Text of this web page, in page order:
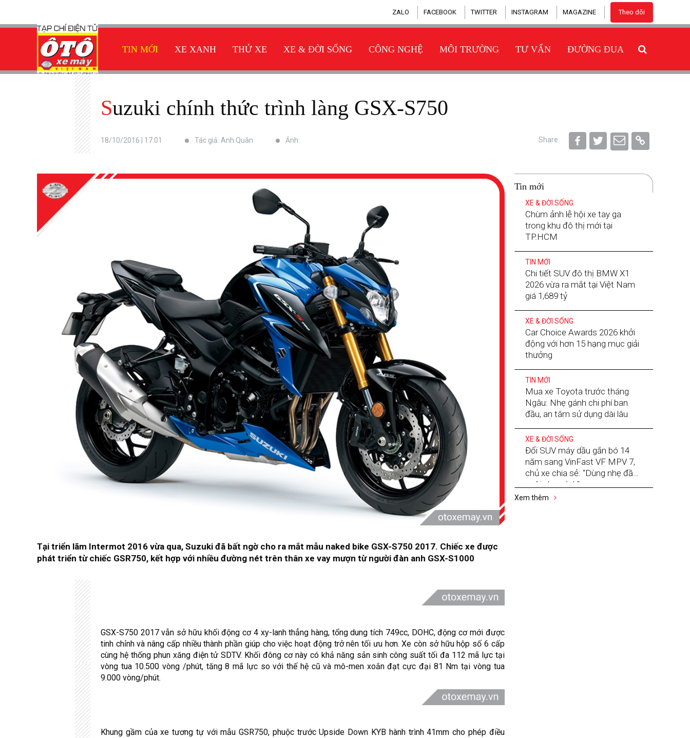
ZALO FACEBOOK TWITTER INSTAGRAM MAGAZINE Theo dõi
TIN MỚI XE XANH THỬ XE XE & ĐỜI SỐNG CÔNG NGHỆ MÔI TRƯỜNG TƯ VẤN ĐƯỜNG ĐUA
Suzuki chính thức trình làng GSX-S750
18/10/2016 | 17:01 Tác giả: Anh Quân Ảnh: Share
Tại triển lãm Intermot 2016 vừa qua, Suzuki đã bất ngờ cho ra mắt mẫu naked bike GSX-S750 2017. Chiếc xe được
phát triển từ chiếc GSR750, kết hợp với nhiều đường nét trên thân xe vay mượn từ người đàn anh GSX-S1000
GSX-S750 2017 vẫn sở hữu khối động cơ 4 xy-lanh thẳng hàng, tổng dung tích 749cc, DOHC, động cơ mới được
tinh chỉnh và nâng cấp nhiều thành phần giúp cho việc hoạt động trở nên tối ưu hơn. Xe còn sở hữu hộp số 6 cấp
cùng hệ thống phun xăng điện tử SDTV. Khối đông cơ này có khả năng sản sinh công suất tối đa 112 mã lực tại
vòng tua 10.500 vòng /phút, tăng 8 mã lực so với thế hệ cũ và mô-men xoắn đạt cực đại 81 Nm tại vòng tua
9.000 vòng/phút.
Khung gầm của xe tương tự với mẫu GSR750, phuộc trước Upside Down KYB hành trình 41mm cho phép điều
Tin mới
XE & ĐỜI SỐNG
Chùm ảnh lễ hội xe tay ga
trong khu đô thị mới tại
TP.HCM
TIN MỚI
Chi tiết SUV đô thị BMW X1
2026 vừa ra mắt tại Việt Nam
giá 1,689 tỷ
XE & ĐỜI SỐNG
Car Choice Awards 2026 khởi
động với hơn 15 hạng mục giải
thưởng
TIN MỚI
Mua xe Toyota trước tháng
Ngâu: Nhẹ gánh chi phí ban
đầu, an tâm sử dụng dài lâu
XE & ĐỜI SỐNG
Đổi SUV máy dầu gắn bó 14
năm sang VinFast VF MPV 7,
chủ xe chia sẻ: “Dùng nhẹ đầu,
nuôi nhẹ gánh”
Xem thêm